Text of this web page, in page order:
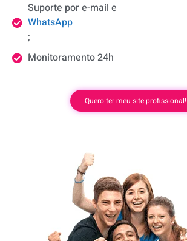
Suporte por e-mail e
WhatsApp
;
Monitoramento 24h
Quero ter meu site profissional!